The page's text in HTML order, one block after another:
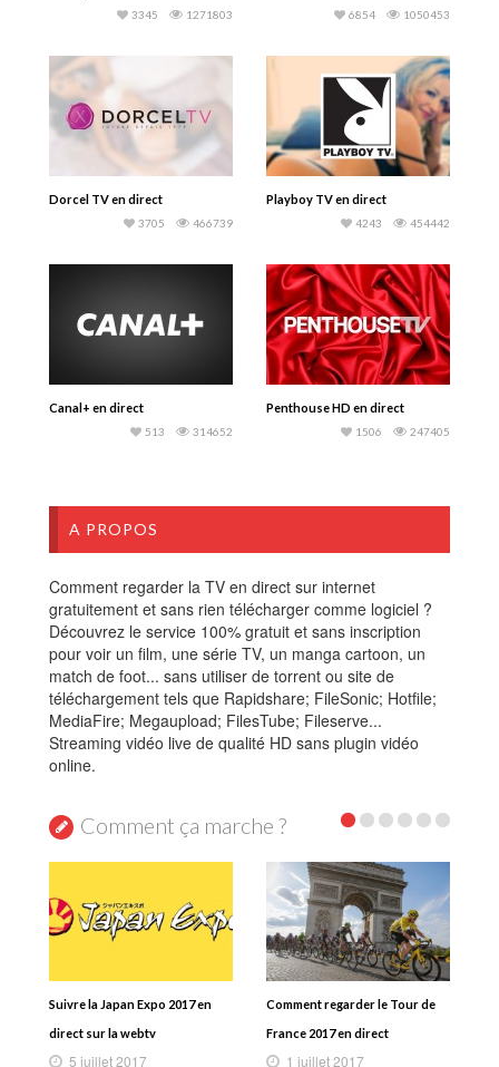
1271803
3345 1050453
6854
Dorcel TV en direct
466739
3705
Playboy TV en direct
454442
4243
Canal+ en direct
314652
513
Penthouse HD en direct
247405
1506
A PROPOS
Comment regarder la TV en direct sur internet
gratuitement et sans rien télécharger comme logiciel ?
Découvrez le service 100% gratuit et sans inscription
pour voir un film, une série TV, un manga cartoon, un
match de foot... sans utiliser de torrent ou site de
téléchargement tels que Rapidshare; FileSonic; Hotfile;
MediaFire; Megaupload; FilesTube; Fileserve...
Streaming vidéo live de qualité HD sans plugin vidéo
online.
Comment ça marche ?
Suivre la Japan Expo 2017 en
direct sur la webtv
5 juillet 2017
Comment regarder le Tour de
France 2017 en direct
1 juillet 2017